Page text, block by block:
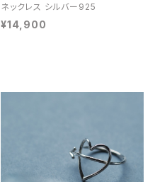
ネックレス シルバー925
¥14,900